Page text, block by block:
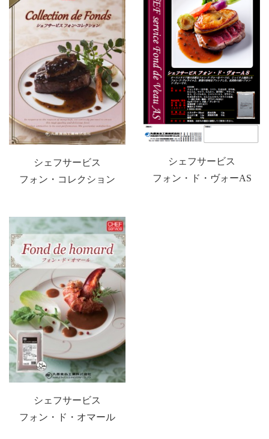
シェフサービス
フォン・コレクション
シェフサービス
フォン・ド・ヴォーAS
シェフサービス
フォン・ド・オマール